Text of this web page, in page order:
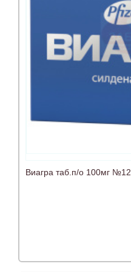
Виагра таб.п/о 100мг №12